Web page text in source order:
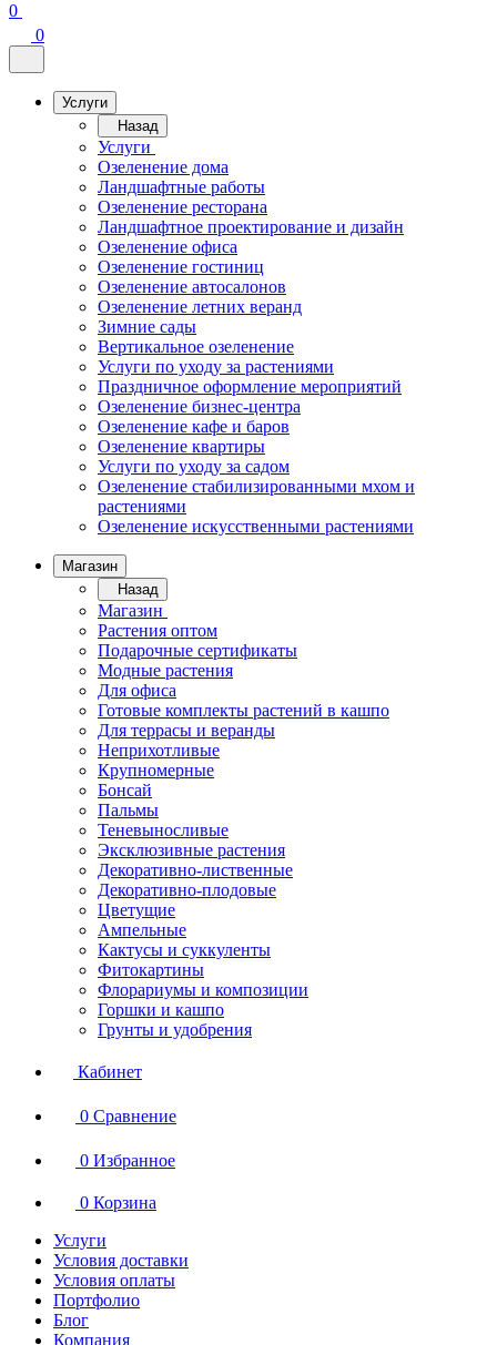
0
0
Услуги
Назад
Услуги
Озеленение дома
Ландшафтные работы
Озеленение ресторана
Ландшафтное проектирование и дизайн
Озеленение офиса
Озеленение гостиниц
Озеленение автосалонов
Озеленение летних веранд
Зимние сады
Вертикальное озеленение
Услуги по уходу за растениями
Праздничное оформление мероприятий
Озеленение бизнес-центра
Озеленение кафе и баров
Озеленение квартиры
Услуги по уходу за садом
Озеленение стабилизированными мхом и
растениями
Озеленение искусственными растениями
Магазин
Назад
Магазин
Растения оптом
Подарочные сертификаты
Модные растения
Для офиса
Готовые комплекты растений в кашпо
Для террасы и веранды
Неприхотливые
Крупномерные
Бонсай
Пальмы
Теневыносливые
Эксклюзивные растения
Декоративно-лиственные
Декоративно-плодовые
Цветущие
Ампельные
Кактусы и суккуленты
Фитокартины
Флорариумы и композиции
Горшки и кашпо
Грунты и удобрения
Кабинет
0 Сравнение
0 Избранное
0 Корзина
Услуги
Условия доставки
Условия оплаты
Портфолио
Блог
Компания